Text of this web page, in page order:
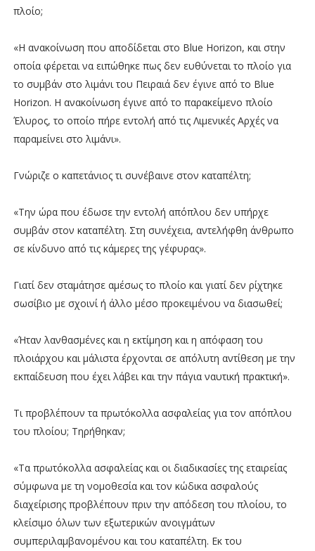
πλοίο;
«Η ανακοίνωση που αποδίδεται στο Blue Horizon, και στην
οποία φέρεται να ειπώθηκε πως δεν ευθύνεται το πλοίο για
το συμβάν στο λιμάνι του Πειραιά δεν έγινε από το Blue
Horizon. Η ανακοίνωση έγινε από το παρακείμενο πλοίο
Έλυρος, το οποίο πήρε εντολή από τις Λιμενικές Αρχές να
παραμείνει στο λιμάνι».
Γνώριζε ο καπετάνιος τι συνέβαινε στον καταπέλτη;
«Την ώρα που έδωσε την εντολή απόπλου δεν υπήρχε
συμβάν στον καταπέλτη. Στη συνέχεια, αντελήφθη άνθρωπο
σε κίνδυνο από τις κάμερες της γέφυρας».
Γιατί δεν σταμάτησε αμέσως το πλοίο και γιατί δεν ρίχτηκε
σωσίβιο με σχοινί ή άλλο μέσο προκειμένου να διασωθεί;
«Ήταν λανθασμένες και η εκτίμηση και η απόφαση του
πλοιάρχου και μάλιστα έρχονται σε απόλυτη αντίθεση με την
εκπαίδευση που έχει λάβει και την πάγια ναυτική πρακτική».
Τι προβλέπουν τα πρωτόκολλα ασφαλείας για τον απόπλου
του πλοίου; Tηρήθηκαν;
«Τα πρωτόκολλα ασφαλείας και οι διαδικασίες της εταιρείας
σύμφωνα με τη νομοθεσία και τον κώδικα ασφαλούς
διαχείρισης προβλέπουν πριν την απόδεση του πλοίου, το
κλείσιμο όλων των εξωτερικών ανοιγμάτων
συμπεριλαμβανομένου και του καταπέλτη. Εκ του